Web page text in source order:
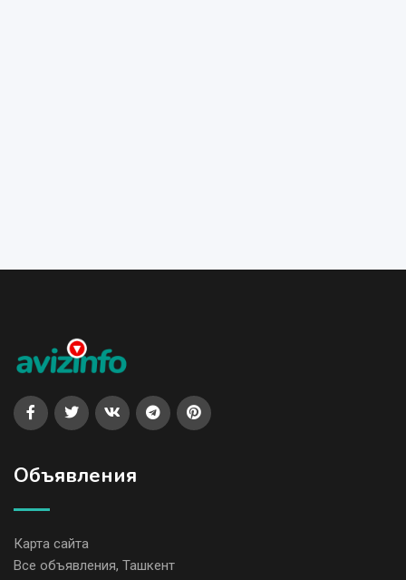
Объявления
Карта сайта
Все объявления, Ташкент